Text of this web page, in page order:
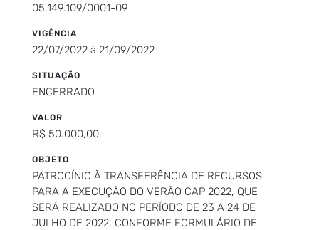
05.149.109/0001-09
VIGÊNCIA
22/07/2022 à 21/09/2022
SITUAÇÃO
ENCERRADO
VALOR
R$ 50.000,00
OBJETO
PATROCÍNIO À TRANSFERÊNCIA DE RECURSOS
PARA A EXECUÇÃO DO VERÃO CAP 2022, QUE
SERÁ REALIZADO NO PERÍODO DE 23 A 24 DE
JULHO DE 2022, CONFORME FORMULÁRIO DE